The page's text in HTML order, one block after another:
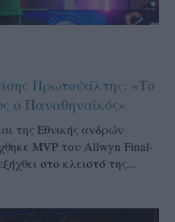
Πρωτοψάλτης: «Το
ο Παναθηναϊκός»
της Εθνικής ανδρών
MVP του Allwyn Final-
στο κλειστό της...